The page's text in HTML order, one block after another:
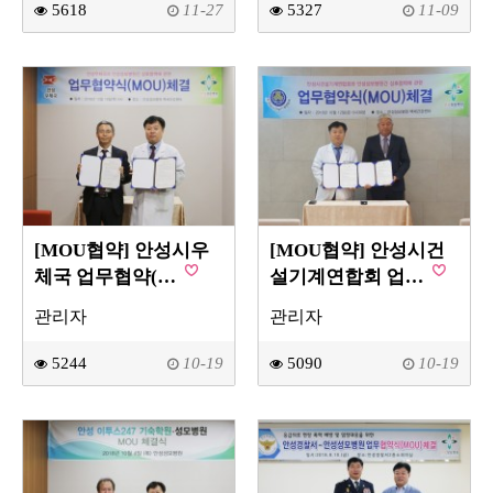
5618 11-27 5327 11-09
[MOU협약] 안성시우
체국 업무협약(…
관리자
5244 10-19
[MOU협약] 안성시건
설기계연합회 업…
관리자
5090 10-19